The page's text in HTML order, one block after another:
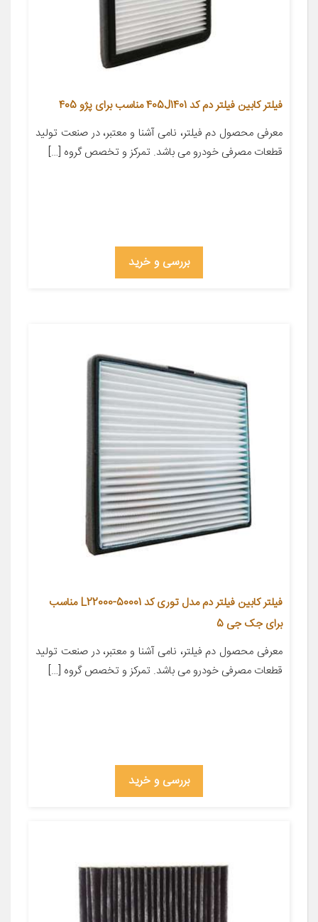
فیلتر کابین فیلتر دم کد 405J1401 مناسب برای پژو 405
معرفی محصول دم فیلتر، نامی آشنا و معتبر، در صنعت تولید
قطعات مصرفی خودرو می باشد. تمرکز و تخصص گروه […]
بررسی و خرید
فیلتر کابین فیلتر دم مدل توری کد L22000-50001 مناسب
برای جک جی 5
معرفی محصول دم فیلتر، نامی آشنا و معتبر، در صنعت تولید
قطعات مصرفی خودرو می باشد. تمرکز و تخصص گروه […]
بررسی و خرید